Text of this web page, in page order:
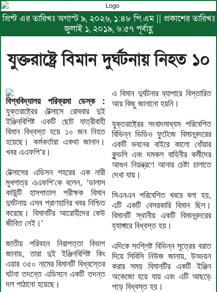
প্রিন্ট এর তারিখঃ অগাস্ট ৯, ২০২৬, ১:৪৮ পি.এম || প্রকাশের তারিখঃ
জুলাই ১, ২০১৯, ৬:৫৭ পূর্বাহ্ণ
যুক্তরাষ্ট্রে বিমান দুর্ঘটনায় নিহত ১০
বিশ্ববিদ্যালয় পরিক্রমা ডেস্ক :
যুক্তরাষ্ট্রের টেক্সাসে রোববার দুই
ইঞ্জিনবিশিষ্ট একটি ছোট যাত্রীবাহী
বিমান বিধ্বস্ত হয়ে ১০ জন নিহত
হয়েছে। কর্মকর্তারা একথা জানান।
খবর এএফপি’র।
টেক্সাসের এডিসন শহরের এক নারী
মুখপাত্র এএফপি’কে বলেন, ‘ডালাস
কাউন্টি হাসপাতাল পরীক্ষক বিমান
দুর্ঘটনায় এসব প্রাণহানির খবর নিশ্চিত
করেছে। বিমানটির আরোহীদের কেউ
জীবিত নেই।’
জাতীয় পরিবহন নিরাপত্তা বিভাগ
জানায়, তারা দুই ইঞ্জিনবিশিষ্ট কিং
এয়ার ৩৫০ নামের বিমানটি বিধ্বস্তের
ঘটনা তদন্তে এডিসনে একটি তদন্ত
দল পাঠানো হয়েছে।
এ বিমান দুর্ঘটনার ব্যাপারে বিস্তারিত
আর কিছু জানানো হয়নি।
যুক্তরাষ্ট্রের সংবাদমাধ্যম পরিবেশিত
বিভিন্ন ভিডিও ফুটেজে বিমানবন্দরের
একটি ভবনের বাইরে কালো ধোঁয়ার
কুন্ডলি এবং দমকল বাহিনীর কর্মীদের
আগুন নিয়ন্ত্রণে আনার চেষ্টা চালাতে
দেখা যায়।
সিএনএন পরিবেশিত খবরে বলা হয়,
এটি একটি বেসরকারি বিমান ছিল।
বিমানটি স্থানীয় একটি বিমানবন্দরের
হ্যাঙ্গারে বিধ্বস্ত হয়।
এদিকে সংশ্লিষ্ট বিভিন্ন সূত্রের বরাত
দিয়ে সিবিসি নিউজ জানায়, উড্ডয়ন
করার সময় বিমানটির একটি ইঞ্জিন
অকেজো হয়ে যায় এবং এটি আছড়ে
পড়ে বিধ্বস্ত হয়।